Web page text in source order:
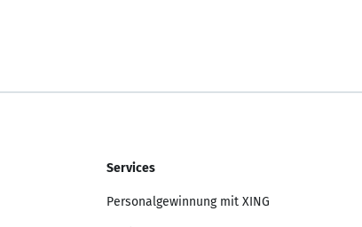
Services
Personalgewinnung mit XING